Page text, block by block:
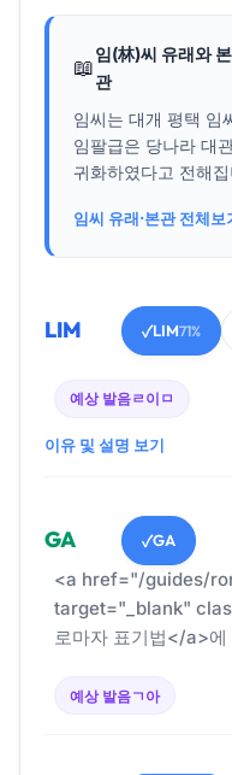
📖
임(林)씨 유래와 본
관
임씨는 대개 평택 임
임팔급은 당나라 대
귀화하였다고 전해
임씨 유래·본관 전체보
LIM ✓LIM71%
예상 발음ㄹ이ㅁ
이유 및 설명 보기
GA ✓GA
<a href="/guides/
target="_blank"
로마자 표기법</a>에
예상 발음ㄱ아